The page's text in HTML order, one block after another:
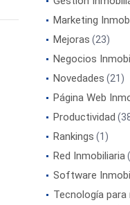
Marketing
Mejoras (23)
Negocios
Novedades (21)
Página Web
Productividad
Rankings (1)
Red Inmobiliaria
Software
Tecnología